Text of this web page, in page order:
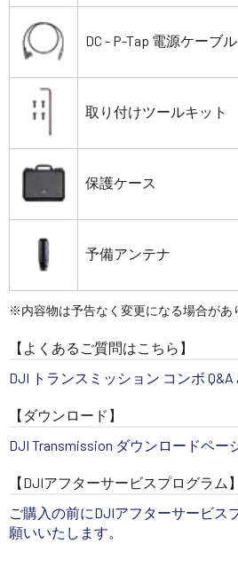
DC - P-Tap 電源ケーブル
取り付けツールキット
保護ケース
予備アンテナ
※内容物は予告なく変更になる場合があ
【よくあるご質問はこちら】
DJI トランスミッション コンボ
【ダウンロード】
DJI Transmission ダウンロードペー
【DJIアフターサービスプログラム】
ご購入の前にDJIアフターサービス
願いいたします。